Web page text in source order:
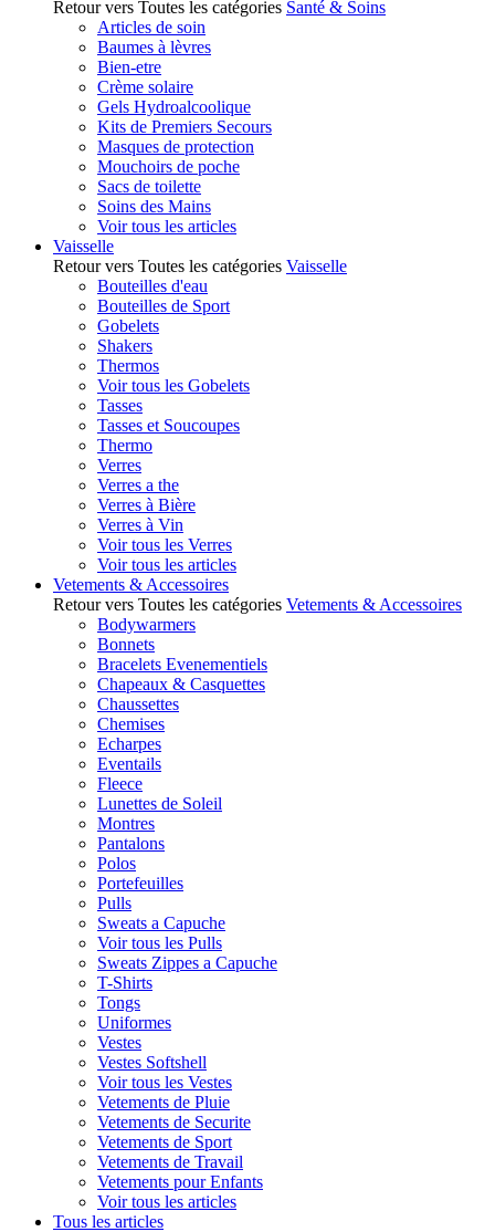
Retour vers Toutes les catégories Santé & Soins
Articles de soin
Baumes à lèvres
Bien-etre
Crème solaire
Gels Hydroalcoolique
Kits de Premiers Secours
Masques de protection
Mouchoirs de poche
Sacs de toilette
Soins des Mains
Voir tous les articles
Vaisselle
Retour vers Toutes les catégories Vaisselle
Bouteilles d'eau
Bouteilles de Sport
Gobelets
Shakers
Thermos
Voir tous les Gobelets
Tasses
Tasses et Soucoupes
Thermo
Verres
Verres a the
Verres à Bière
Verres à Vin
Voir tous les Verres
Voir tous les articles
Vetements & Accessoires
Retour vers Toutes les catégories Vetements & Accessoires
Bodywarmers
Bonnets
Bracelets Evenementiels
Chapeaux & Casquettes
Chaussettes
Chemises
Echarpes
Eventails
Fleece
Lunettes de Soleil
Montres
Pantalons
Polos
Portefeuilles
Pulls
Sweats a Capuche
Voir tous les Pulls
Sweats Zippes a Capuche
T-Shirts
Tongs
Uniformes
Vestes
Vestes Softshell
Voir tous les Vestes
Vetements de Pluie
Vetements de Securite
Vetements de Sport
Vetements de Travail
Vetements pour Enfants
Voir tous les articles
Tous les articles